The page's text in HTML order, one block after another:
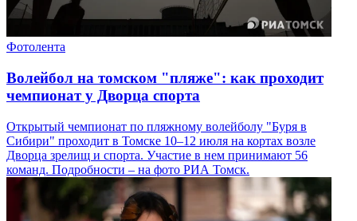
Фотолента
Волейбол на томском "пляже": как проходит
чемпионат у Дворца спорта
Открытый чемпионат по пляжному волейболу "Буря в
Сибири" проходит в Томске 10–12 июля на кортах возле
Дворца зрелищ и спорта. Участие в нем принимают 56
команд. Подробности – на фото РИА Томск.